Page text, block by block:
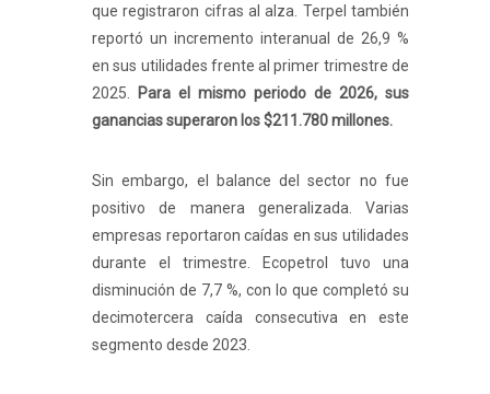
que registraron cifras al alza. Terpel también
reportó un incremento interanual de 26,9 %
en sus utilidades frente al primer trimestre de
2025.
Para el mismo periodo de 2026, sus
ganancias superaron los $211.780 millones.
Sin embargo, el balance del sector no fue
positivo de manera generalizada. Varias
empresas reportaron caídas en sus utilidades
durante el trimestre. Ecopetrol tuvo una
disminución de 7,7 %, con lo que completó su
decimotercera caída consecutiva en este
segmento desde 2023.